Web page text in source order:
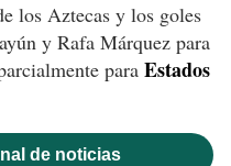
los Aztecas y los goles
y Rafa Márquez para
para Estados
de noticias